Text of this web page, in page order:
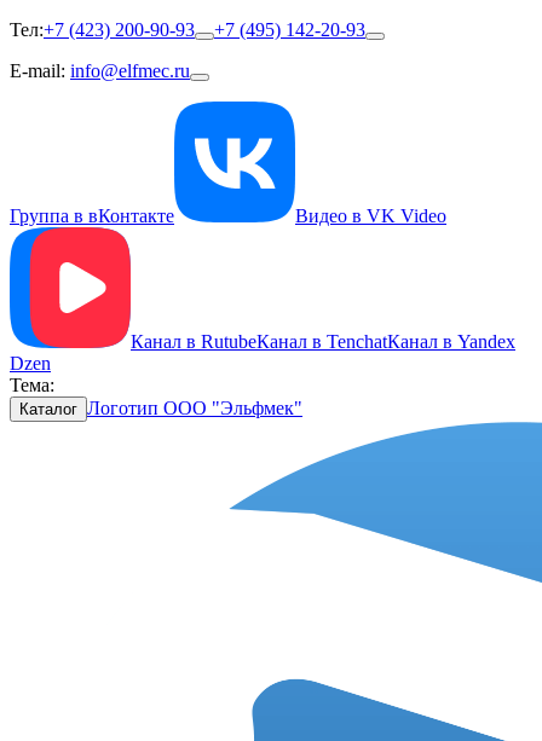
Тел:+7 (423) 200-90-93
+7 (495) 142-20-93
E-mail: info@elfmec.ru
Группа в вКонтакте Видео в VK Video
Канал в RutubeКанал в TenchatКанал в Yandex
Dzen
Тема:
Каталог Логотип ООО "Эльфмек"